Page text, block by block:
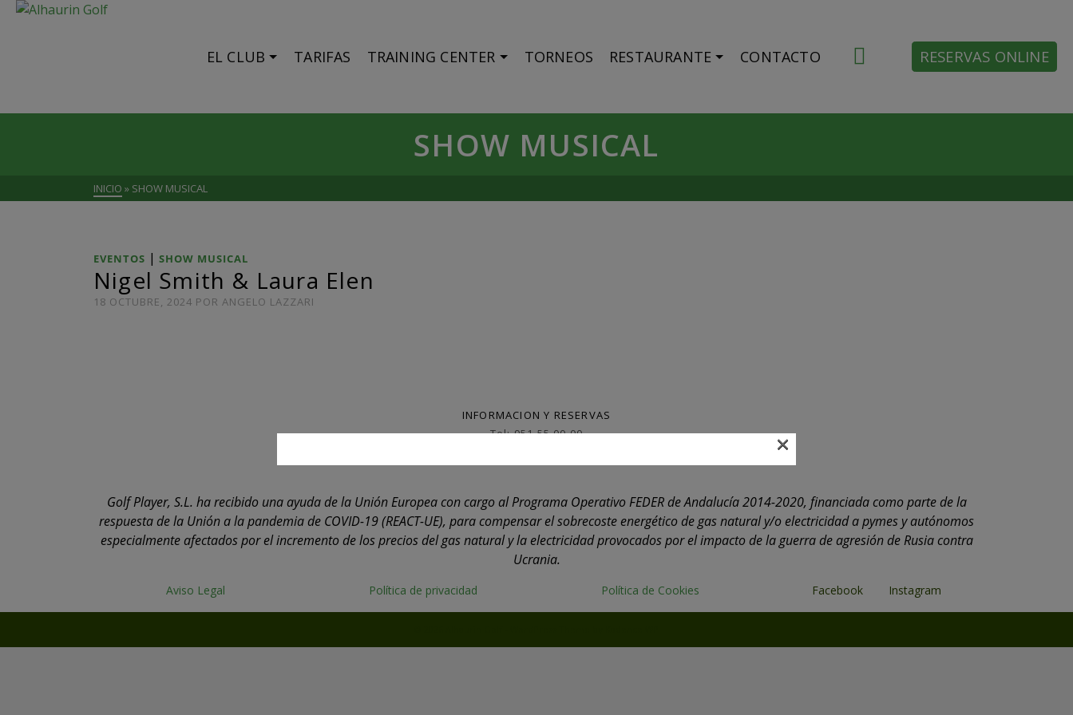
EL CLUB TARIFAS TRAINING CENTER TORNEOS RESTAURANTE CONTACTO RESERVAS ONLINE
SHOW MUSICAL
INICIO » SHOW MUSICAL
EVENTOS | SHOW MUSICAL
Nigel Smith & Laura Elen
18 OCTUBRE, 2024 POR ANGELO LAZZARI
INFORMACION Y RESERVAS
Tel: 951 55 00 00
Golf Player, S.L. ha recibido una ayuda de la Unión Europea con cargo al Programa Operativo FEDER de Andalucía 2014-2020, financiada como parte de la
respuesta de la Unión a la pandemia de COVID-19 (REACT-UE), para compensar el sobrecoste energético de gas natural y/o electricidad a pymes y autónomos
especialmente afectados por el incremento de los precios del gas natural y la electricidad provocados por el impacto de la guerra de agresión de Rusia contra
Ucrania.
Aviso Legal Política de privacidad Política de Cookies Facebook Instagram
×